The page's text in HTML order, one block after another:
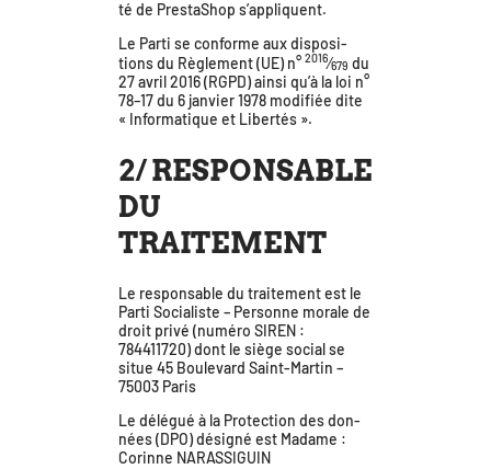
té de PrestaShop s’appliquent.
Le Parti se conforme aux dis­po­si­
tions du Règlement (UE) n° 2016⁄679 du
27 avril 2016 (RGPD) ain­si qu’à la loi n°
78–17 du 6 jan­vier 1978 modi­fiée dite
« Informatique et Libertés ».
2/ RESPONSABLE
DU
TRAITEMENT
Le res­pon­sable du trai­te­ment est le
Parti Socialiste – Personne morale de
droit pri­vé (numé­ro SIREN :
784411720) dont le siège social se
situe 45 Boulevard Saint-Martin –
75003 Paris
Le délé­gué à la Protection des don­
nées (DPO) dési­gné est Madame :
Corinne NARASSIGUIN